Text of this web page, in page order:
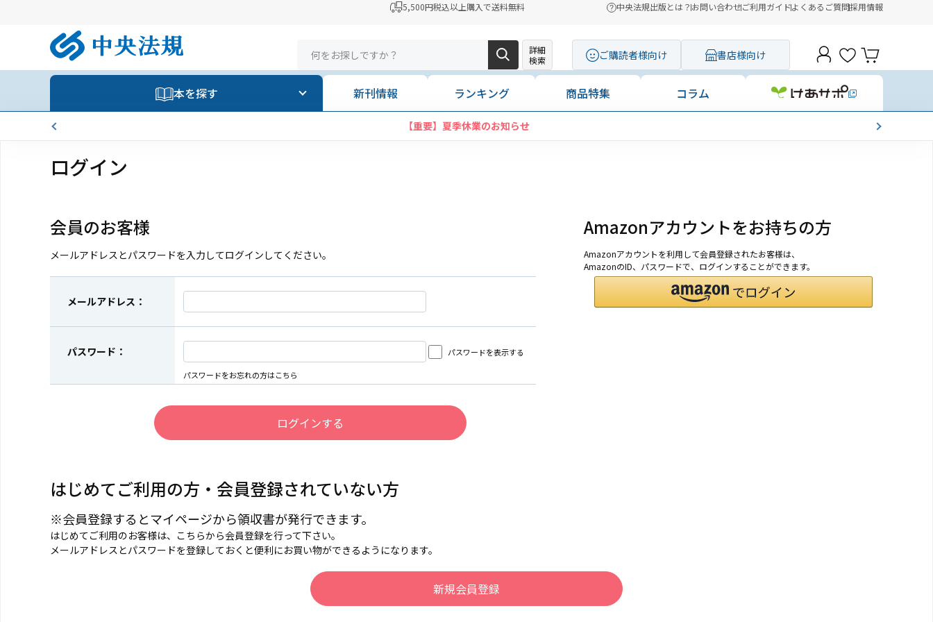
5,500円税込以上購入で送料無料 中央法規出版とは？お問い合わせご利用ガイドよくあるご質問採用情報
詳細
検索
ご購読者様向け 書店様向け
本を探す 新刊情報 ランキング 商品特集 コラム
【重要】夏季休業のお知らせ
ログイン
会員のお客様
メールアドレスとパスワードを入力してログインしてください。
メールアドレス：
パスワード： パスワードを表示する
パスワードをお忘れの方はこちら
Amazonアカウントをお持ちの方
Amazonアカウントを利用して会員登録されたお客様は、
AmazonのID、パスワードで、ログインすることができます。
はじめてご利用の方・会員登録されていない方
※会員登録するとマイページから領収書が発行できます。
はじめてご利用のお客様は、こちらから会員登録を行って下さい。
メールアドレスとパスワードを登録しておくと便利にお買い物ができるようになります。